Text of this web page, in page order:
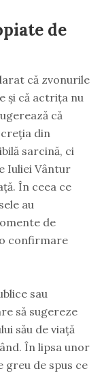
de
că zvonurile
și că actrița nu
că
din
sarcină, ci
Iuliei Vântur
În ceea ce
au
de
confirmare
sau
să sugereze
său de viață
În lipsa unor
greu de spus ce